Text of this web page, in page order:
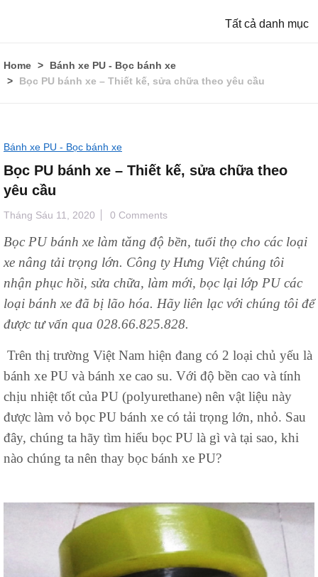
Tất cả danh mục
Home
Bánh xe PU - Bọc bánh xe
Bọc PU bánh xe – Thiết kế, sửa chữa theo yêu cầu
Bánh xe PU - Bọc bánh xe
Bọc PU bánh xe – Thiết kế, sửa chữa theo
yêu cầu
Tháng Sáu 11, 2020 0 Comments
Bọc PU bánh xe làm tăng độ bền, tuổi thọ cho các loại
xe nâng tải trọng lớn. Công ty Hưng Việt chúng tôi
nhận phục hồi, sửa chữa, làm mới, bọc lại lớp PU các
loại bánh xe đã bị lão hóa. Hãy liên lạc với chúng tôi để
được tư vấn qua 028.66.825.828.
Trên thị trường Việt Nam hiện đang có 2 loại chủ yếu là
bánh xe PU và bánh xe cao su. Với độ bền cao và tính
chịu nhiệt tốt của PU (polyurethane) nên vật liệu này
được làm vỏ bọc PU bánh xe có tải trọng lớn, nhỏ. Sau
đây, chúng ta hãy tìm hiểu bọc PU là gì và tại sao, khi
nào chúng ta nên thay bọc bánh xe PU?